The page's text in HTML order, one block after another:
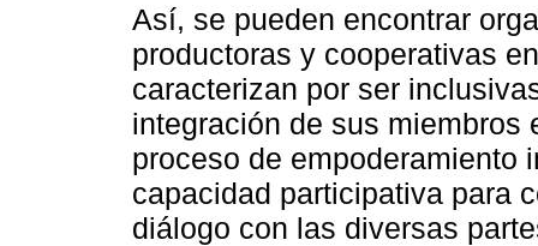
Así, se pueden encontrar
productoras y cooperativas
caracterizan por ser
integración de sus miembros
proceso de empoderamiento
capacidad participativa para
diálogo con las diversas